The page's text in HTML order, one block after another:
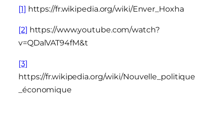
[1] https://fr.wikipedia.org/wiki/Enver_Hoxha
[2] https://www.youtube.com/watch?
v=QDalVAT94fM&t
[3]
https://fr.wikipedia.org/wiki/Nouvelle_politique
_économique